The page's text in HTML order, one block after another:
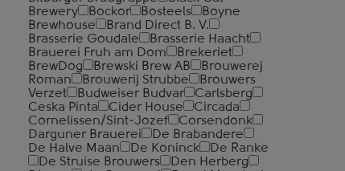
Brewery
Bockor Bosteels
Boyne
Brewhouse
Brand Direct B. V.
Brasserie Goudale
Brasserie Haacht
Brauerei Fruh am Dom
Brekeriet
BrewDog
Brewski Brew AB
Brouwerej
Roman
Brouwerij Strubbe
Brouwers
Verzet
Budweiser Budvar
Carlsberg
Ceska Pinta
Cider House
Circada
Cornelissen/Sint-Jozef
Corsendonk
Darguner Brauerei
De Brabandere
De Halve Maan
De Koninck
De Ranke
De Struise Brouwers
Den Herberg